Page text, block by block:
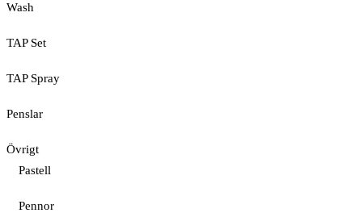
Wash
TAP Set
TAP Spray
Penslar
Övrigt
Pastell
Pennor